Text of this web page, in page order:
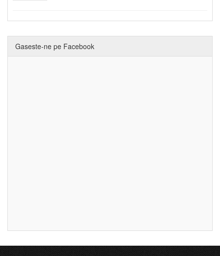
Gaseste-ne pe Facebook